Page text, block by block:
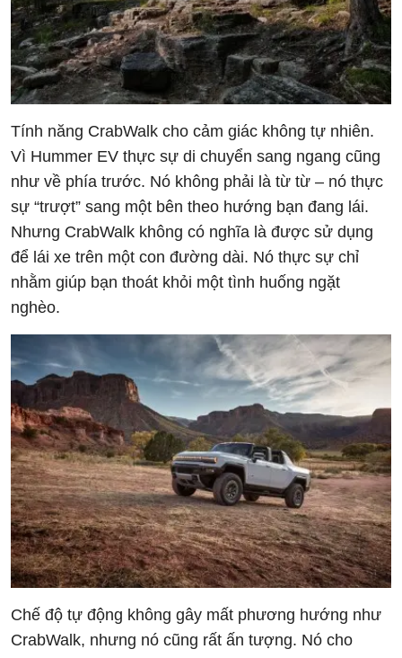
Tính năng CrabWalk cho cảm giác không tự nhiên.
Vì Hummer EV thực sự di chuyển sang ngang cũng
như về phía trước. Nó không phải là từ từ – nó thực
sự “trượt” sang một bên theo hướng bạn đang lái.
Nhưng CrabWalk không có nghĩa là được sử dụng
để lái xe trên một con đường dài. Nó thực sự chỉ
nhằm giúp bạn thoát khỏi một tình huống ngặt
nghèo.
Chế độ tự động không gây mất phương hướng như
CrabWalk, nhưng nó cũng rất ấn tượng. Nó cho